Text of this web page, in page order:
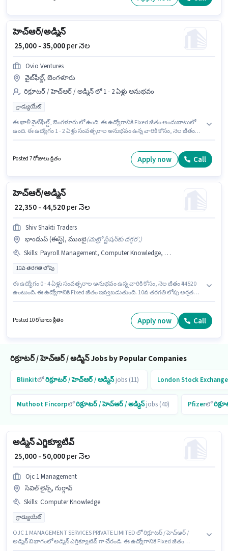
హెచ్ఆర్/అడ్మిన్
₹ 25,000 - 35,000per నెల
Ovio Ventures
వైట్‌ఫీల్డ్, బెంగళూరు
రిక్రూటర్ / హెచ్ఆర్ / అడ్మిన్ లో 1 - 2 ఏళ్లు అనుభవం
గ్రాడ్యుయేట్
ఈ ఖాళీ వైట్‌ఫీల్డ్, బెంగళూరు లో ఉంది. ఈ ఉద్యోగానికి Fixed జీతం అందుబాటులో
ఉంది. ఈ ఉద్యోగం 1 - 2 ఏళ్లు సంవత్సరాల అనుభవం ఉన్న వారికి కోసం, నెల జీతం
గ్రాడ్యుయేట్ డిగ్రీ లేదా సర్టిఫికెట్ కలిగి ఉండాలి.
Posted 7 రోజులు క్రితం Apply now Call
హెచ్ఆర్/అడ్మిన్
₹ 22,350 - 44,520per నెల
Shiv Shakti Traders
భాండుప్ (ఈస్ట్), ముంబై(మెట్రో స్టేషన్‌కు దగ్గర',)
Skills: Payroll Management, Computer Knowledge, HRMS, Talent Acquisition/Sourcing, Cold Calling
10వ తరగతి లోపు
ఈ ఉద్యోగం 0 - 4 ఏళ్లు సంవత్సరాల అనుభవం ఉన్న వారికి కోసం, నెల జీతం ₹44520
ఉంటుంది. ఈ ఉద్యోగానికి Fixed జీతం ఇవ్వబడుతుంది. 10వ తరగతి లోపు అర్హత
భాండుప్ (ఈస్ట్), ముంబై లో ఉంది. ఈ ఉద్యోగానికి అర్హత పొందేందుకు అభ్యర్థికి Cold
Calling, Computer Knowledge, Payroll Management, Talent
Posted 10 రోజులు క్రితం Apply now Call
రిక్రూటర్ / హెచ్ఆర్ / అడ్మిన్ Jobs by Popular Companies
Blinkitలోరిక్రూటర్ / హెచ్ఆర్ / అడ్మిన్jobs (11) London Stock
Muthoot Fincorpలోరిక్రూటర్ / హెచ్ఆర్ / అడ్మిన్jobs (40) Pfizerలో
అడ్మిన్ ఎగ్జిక్యూటివ్
₹ 25,000 - 50,000per నెల
Ojc 1 Management
సివిల్ లైన్స్, గుర్గావ్
Skills: Computer Knowledge
గ్రాడ్యుయేట్
OJC 1 MANAGEMENT SERVICES PRIVATE LIMITED లో రిక్రూటర్ / హెచ్ఆర్ /
అడ్మిన్ విభాగంలో అడ్మిన్ ఎగ్జిక్యూటివ్ గా చేరండి. ఈ ఉద్యోగానికి Fixed జీతం